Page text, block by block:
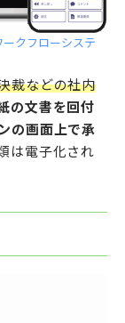
クフローシステ
裁などの社内
の文書を回付
の画面上で承
は電子化され